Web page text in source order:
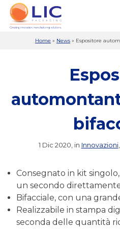
Home » News » Espositore
1 Dic 2020, in Innovazioni,
Consegnato in kit
un secondo
Bifacciale, con una
Realizzabile in stampa
seconda delle quantità